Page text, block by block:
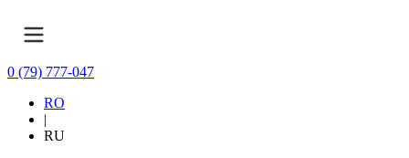
0 (79) 777-047
RO
|
RU